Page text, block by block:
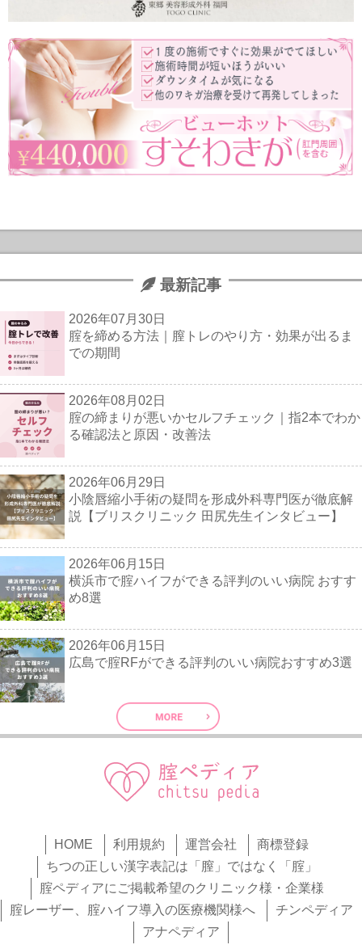
最新記事
2026年07月30日
腟を締める方法｜膣トレのやり方・効果が出るま
での期間
2026年08月02日
腟の締まりが悪いかセルフチェック｜指2本でわか
る確認法と原因・改善法
2026年06月29日
小陰唇縮小手術の疑問を形成外科専門医が徹底解
説【ブリスクリニック 田尻先生インタビュー】
2026年06月15日
横浜市で腟ハイフができる評判のいい病院 おすす
め8選
2026年06月15日
広島で腟RFができる評判のいい病院おすすめ3選
HOME 利用規約 運営会社
商標登録
ちつの正しい漢字表記は「膣」ではなく「腟」
腟ペディアにご掲載希望のクリニック様・企業様
腟レーザー、腟ハイフ導入の医療機関様へ
チンペディア
アナペディア